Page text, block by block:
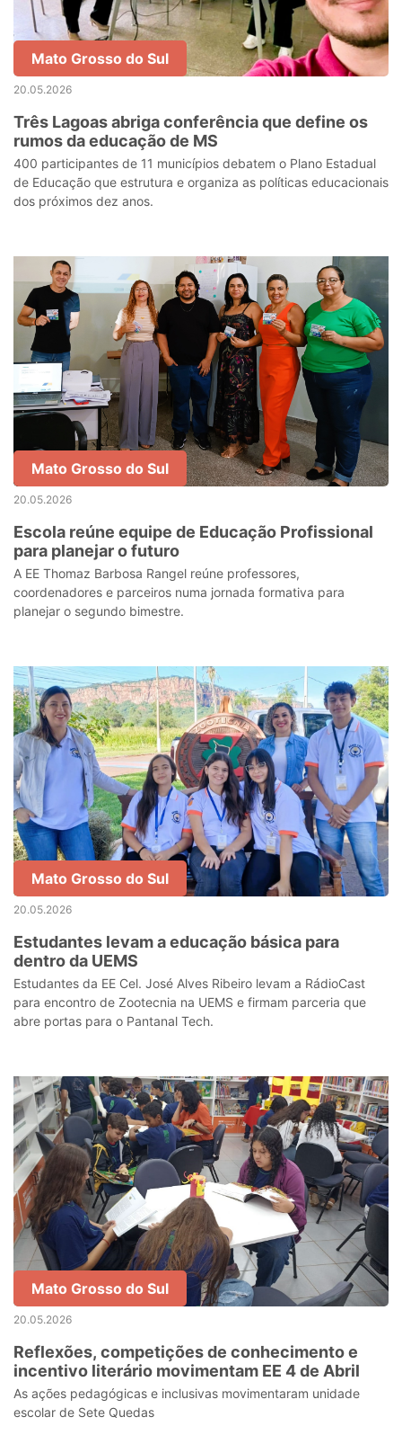
Mato Grosso do Sul
20.05.2026
Três Lagoas abriga conferência que define os
rumos da educação de MS
400 participantes de 11 municípios debatem o Plano Estadual
de Educação que estrutura e organiza as políticas educacionais
dos próximos dez anos.
Mato Grosso do Sul
20.05.2026
Escola reúne equipe de Educação Profissional
para planejar o futuro
A EE Thomaz Barbosa Rangel reúne professores,
coordenadores e parceiros numa jornada formativa para
planejar o segundo bimestre.
Mato Grosso do Sul
20.05.2026
Estudantes levam a educação básica para
dentro da UEMS
Estudantes da EE Cel. José Alves Ribeiro levam a RádioCast
para encontro de Zootecnia na UEMS e firmam parceria que
abre portas para o Pantanal Tech.
Mato Grosso do Sul
20.05.2026
Reflexões, competições de conhecimento e
incentivo literário movimentam EE 4 de Abril
As ações pedagógicas e inclusivas movimentaram unidade
escolar de Sete Quedas